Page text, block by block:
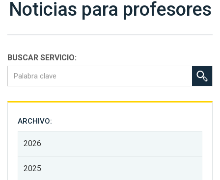
Noticias para profesores
BUSCAR SERVICIO:
ARCHIVO:
2026
2025